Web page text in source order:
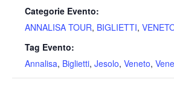
Categorie Evento:
ANNALISA TOUR, BIGLIETTI,
Tag Evento:
Annalisa, Biglietti, Jesolo, Veneto,